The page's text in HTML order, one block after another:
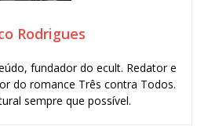
Rodrigues
fundador do ecult. Redator e
do romance Três contra Todos.
sempre que possível.